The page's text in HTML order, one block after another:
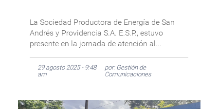
La Sociedad Productora de Energía de San
Andrés y Providencia S.A. E.S.P., estuvo
presente en la jornada de atención al...
29 agosto 2025 - 9:48
am
por: Gestión de
Comunicaciones